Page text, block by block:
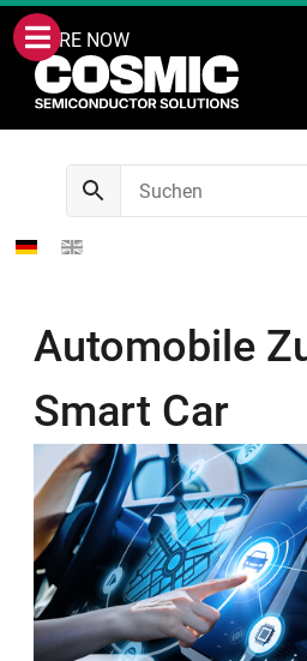
WE ARE NOW
Automobile
Smart Car